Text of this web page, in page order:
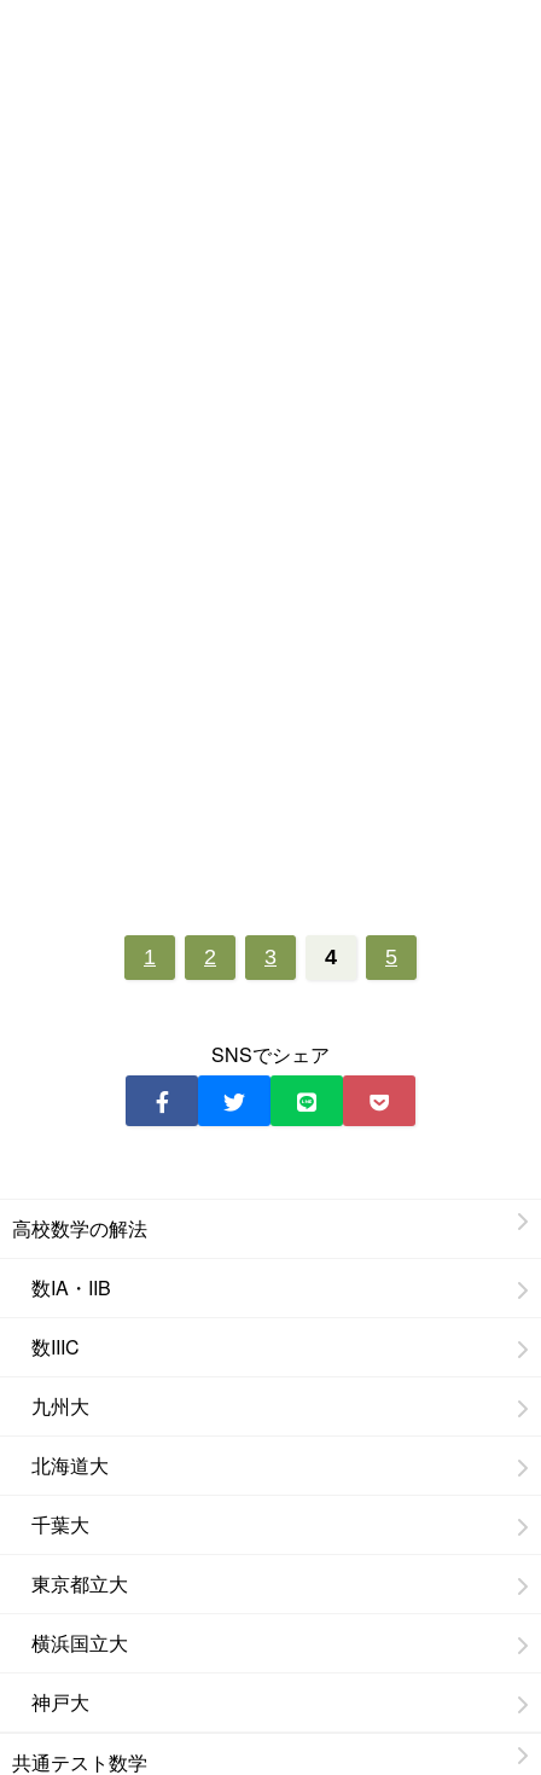
1 2 3 4 5
SNSでシェア
高校数学の解法
数IA・IIB
数IIIC
九州大
北海道大
千葉大
東京都立大
横浜国立大
神戸大
共通テスト数学